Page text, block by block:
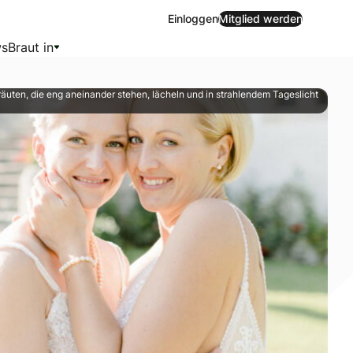
EinloggenMitglied werden
Braut in
Erlebnisse sehr wichtig. Wo es für die beiden
die eng aneinander stehen, lächeln und in strahlendem Tageslicht